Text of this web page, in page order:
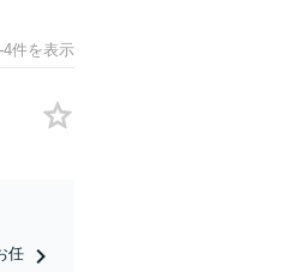
件を表示
任